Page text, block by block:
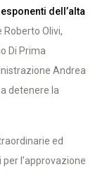
dell’alta
Roberto Olivi,
Di Prima
Andrea
detenere la
ed
l’approvazione